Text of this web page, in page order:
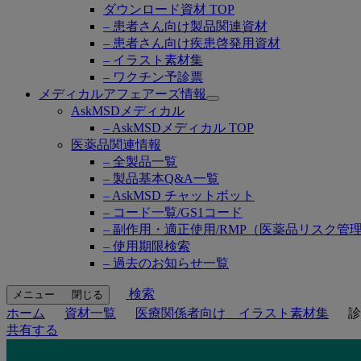
ダウンロード資材 TOP
– 患者さん向け製品関連資材
– 患者さん向け疾患啓発用資材
– イラスト素材集
– ワクチン予診票
メディカルアフェアーズ情報
Open
AskMSDメディカル
– AskMSDメディカル TOP
医薬品関連情報
– 全製品一覧
– 製品基本Q&A一覧
– AskMSD チャットボット
– コード一覧/GS1コード
– 副作用・適正使用/RMP（医薬品リスク管理
– 使用期限検索
– 過去のお知らせ一覧
メニュー 閉じる
検索
ホーム
資材一覧 医療関係者向け イラスト素材集
共有する